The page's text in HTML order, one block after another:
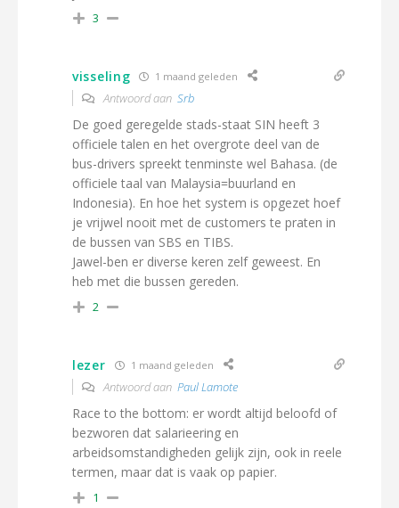
3
visseling 1 maand geleden
Antwoord aan Srb
De goed geregelde stads-staat SIN heeft 3
officiele talen en het overgrote deel van de
bus-drivers spreekt tenminste wel Bahasa. (de
officiele taal van Malaysia=buurland en
Indonesia). En hoe het system is opgezet hoef
je vrijwel nooit met de customers te praten in
de bussen van SBS en TIBS.
Jawel-ben er diverse keren zelf geweest. En
heb met die bussen gereden.
2
lezer 1 maand geleden
Antwoord aan Paul Lamote
Race to the bottom: er wordt altijd beloofd of
bezworen dat salarieering en
arbeidsomstandigheden gelijk zijn, ook in reele
termen, maar dat is vaak op papier.
1